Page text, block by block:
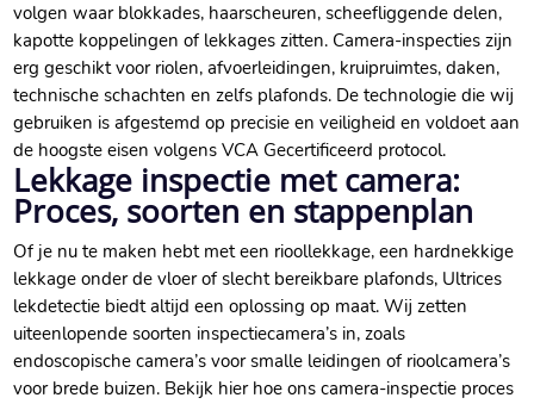
volgen waar blokkades, haarscheuren, scheefliggende delen,
kapotte koppelingen of lekkages zitten.​ Camera-inspecties zijn
erg geschikt voor riolen, afvoerleidingen, kruipruimtes, daken,
technische schachten en zelfs plafonds.​ De technologie die wij
gebruiken is afgestemd op precisie en veiligheid en voldoet aan
de hoogste eisen volgens VCA Gecertificeerd protocol.​
Lekkage inspectie met camera:
Proces, soorten en stappenplan
Of je nu te maken hebt met een rioollekkage, een hardnekkige
lekkage onder de vloer of slecht bereikbare plafonds, Ultrices
lekdetectie biedt altijd een oplossing op maat.​ Wij zetten
uiteenlopende soorten inspectiecamera’s in, zoals
endoscopische camera’s voor smalle leidingen of rioolcamera’s
voor brede buizen.​ Bekijk hier hoe ons camera-inspectie proces